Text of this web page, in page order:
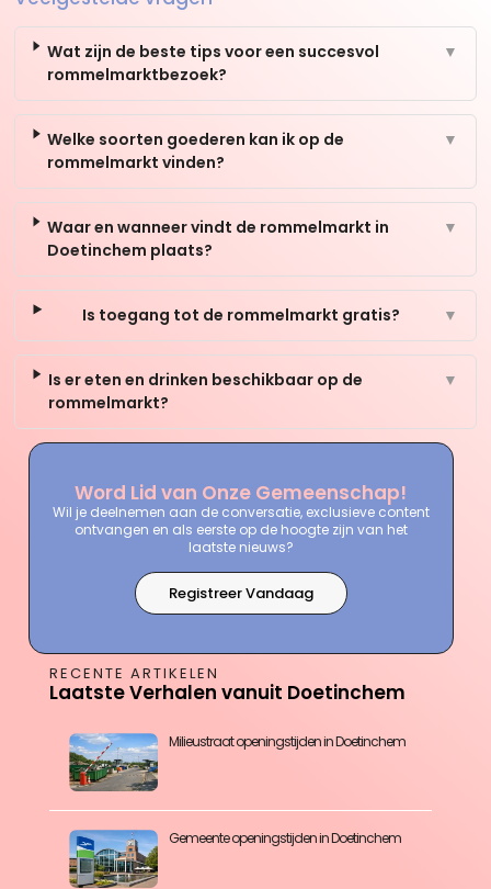
Wat zijn de beste tips voor een succesvol
rommelmarktbezoek?
▼
Welke soorten goederen kan ik op de
rommelmarkt vinden?
▼
Waar en wanneer vindt de rommelmarkt in
Doetinchem plaats?
▼
Is toegang tot de rommelmarkt gratis? ▼
Is er eten en drinken beschikbaar op de
rommelmarkt?
▼
Word Lid van Onze Gemeenschap!
Wil je deelnemen aan de conversatie, exclusieve content
ontvangen en als eerste op de hoogte zijn van het
laatste nieuws?
Registreer Vandaag
RECENTE ARTIKELEN
Laatste Verhalen vanuit Doetinchem
Milieustraat openingstijden in Doetinchem
Gemeente openingstijden in Doetinchem